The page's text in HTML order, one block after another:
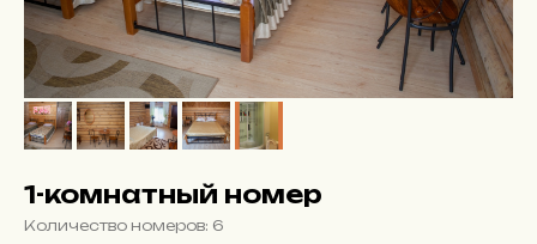
1-комнатный номер
Количество номеров: 6